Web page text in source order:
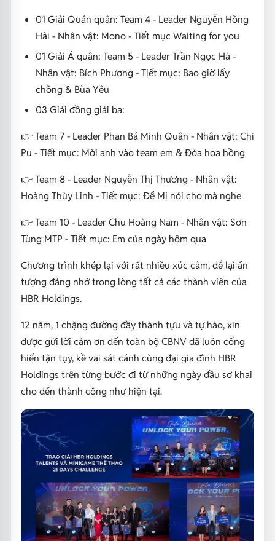
01 Giải Quán quân: Team 4 - Leader Nguyễn Hồng
Hải - Nhân vật: Mono - Tiết mục Waiting for you
01 Giải Á quân: Team 5 - Leader Trần Ngọc Hà -
Nhân vật: Bích Phương - Tiết mục: Bao giờ lấy
chồng & Bùa Yêu
03 Giải đồng giải ba:
👉 Team 7 - Leader Phan Bá Minh Quân - Nhân vật: Chi
Pu - Tiết mục: Mời anh vào team em & Đóa hoa hồng
👉 Team 8 - Leader Nguyễn Thị Thương - Nhân vật:
Hoàng Thùy Linh - Tiết mục: Để Mị nói cho mà nghe
👉 Team 10 - Leader Chu Hoàng Nam - Nhân vật: Sơn
Tùng MTP - Tiết mục: Em của ngày hôm qua
Chương trình khép lại với rất nhiều xúc cảm, để lại ấn
tượng đáng nhớ trong lòng tất cả các thành viên của
HBR Holdings.
12 năm, 1 chặng đường đầy thành tựu và tự hào, xin
được gửi lời cảm ơn đến toàn bộ CBNV đã luôn cống
hiến tận tụy, kề vai sát cánh cùng đại gia đình HBR
Holdings trên từng bước đi từ những ngày đầu sơ khai
cho đến thành công như hiện tại.